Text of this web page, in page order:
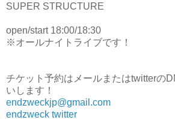
SUPER STRUCTURE
open/start 18:00/18:30
※オールナイトライブです！
チケット予約はメールまたはtwitterの
いします！
endzweckjp@gmail.com
endzweck twitter